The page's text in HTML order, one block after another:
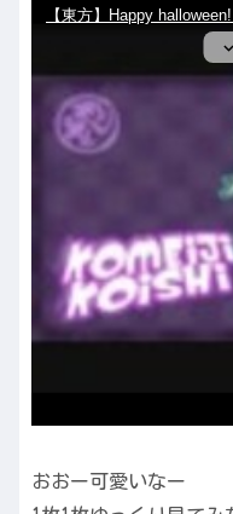
おおー可愛いなー